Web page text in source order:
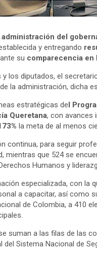
administración del
y entregando
su comparecencia en
y los diputados, el
la administración, dicha
estratégicas de l
Queretana, con avances
la meta de al menos
continua, para seguir
mientras que 524 se
Humanos y
especializada, con la
a capacitar, así como
de Colombia, a 410
suman a las filas de las
del Sistema Nacional de